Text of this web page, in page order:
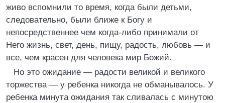
живо вспомнили то время, когда были детьми,
следовательно, были ближе к Богу и
непосредственнее чем когда-либо принимали от
Него жизнь, свет, день, пищу, радость, любовь — и
все, чем красен для человека мир Божий.
Но это ожидание — радости великой и великого
торжества — у ребенка никогда не обманывалось. У
ребенка минута ожидания так сливалась с минутою